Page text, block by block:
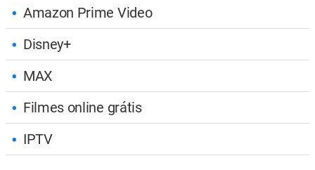
Amazon Prime Video
Disney+
MAX
Filmes online grátis
IPTV